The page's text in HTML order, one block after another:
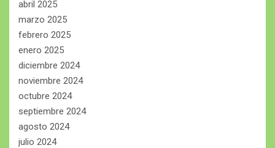
abril 2025
marzo 2025
febrero 2025
enero 2025
diciembre 2024
noviembre 2024
octubre 2024
septiembre 2024
agosto 2024
julio 2024